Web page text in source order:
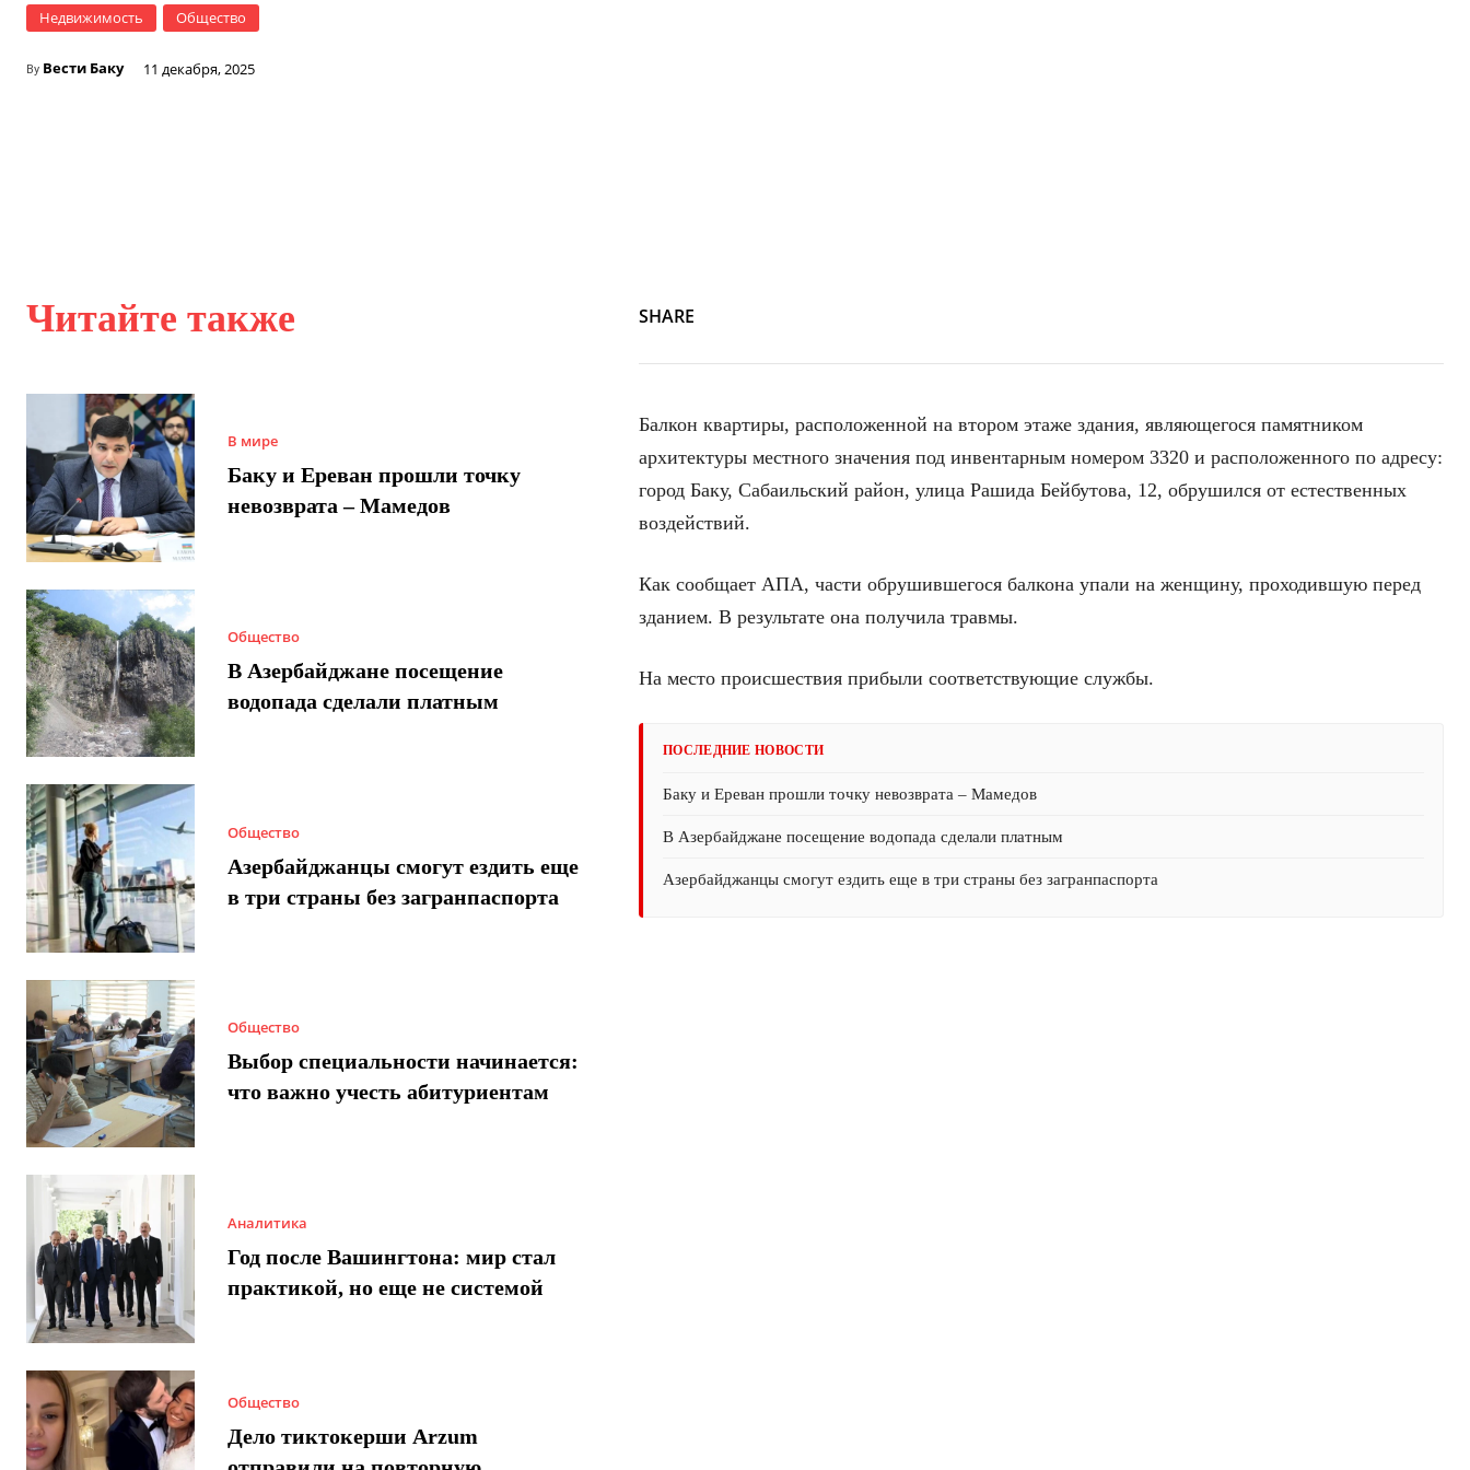
Недвижимость Общество
By Вести Баку 11 декабря, 2025
Читайте также
В мире
Баку и Ереван прошли точку
невозврата – Мамедов
Общество
В Азербайджане посещение
водопада сделали платным
Общество
Азербайджанцы смогут ездить еще
в три страны без загранпаспорта
Общество
Выбор специальности начинается:
что важно учесть абитуриентам
Аналитика
Год после Вашингтона: мир стал
практикой, но еще не системой
Общество
Дело тиктокерши Arzum
SHARE
Балкон квартиры, расположенной на втором этаже здания, являющегося памятником
архитектуры местного значения под инвентарным номером 3320 и расположенного по адресу:
город Баку, Сабаильский район, улица Рашида Бейбутова, 12, обрушился от естественных
воздействий.
Как сообщает AПA, части обрушившегося балкона упали на женщину, проходившую перед
зданием. В результате она получила травмы.
На место происшествия прибыли соответствующие службы.
ПОСЛЕДНИЕ НОВОСТИ
Баку и Ереван прошли точку невозврата – Мамедов
В Азербайджане посещение водопада сделали платным
Азербайджанцы смогут ездить еще в три страны без загранпаспорта